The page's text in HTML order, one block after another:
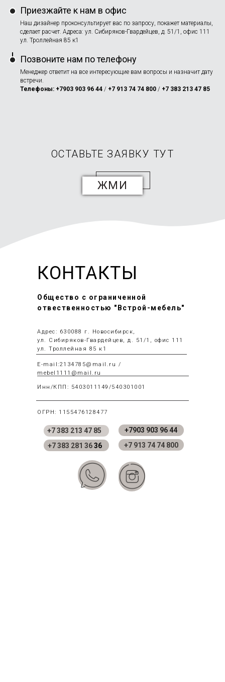
Приезжайте к нам в офис
Наш дизайнер проконсультирует вас по запросу, покажет материалы,
сделает расчет. Адреса: ул. Сибиряков-Гвардейцев, д. 51/1, офис 111
ул. Троллейная 85 к1
Позвоните нам по телефону
Менеджер ответит на все интересующие вам вопросы и назначит дату
встречи.
Телефоны: +7903 903 96 44 / +7 913 74 74 800 / +7 383 213 47 85
ОСТАВЬТЕ ЗАЯВКУ ТУТ
ЖМИ
КОНТАКТЫ
Адрес: 630088 г. Новосибирск,
ул. Сибиряков-Гвардейцев, д. 51/1, офис 111
ул. Троллейная 85 к1
E-mail:2134785@mail.ru /
mebel1111@mail.ru
Инн/КПП: 5403011149/540301001
ОГРН: 1155476128477
Общество с ограниченной
отвественностью "Встрой-мебель"
+7903 903 96 44
+7 913 74 74 800
+7 383 213 47 85
+7 383 281 3636